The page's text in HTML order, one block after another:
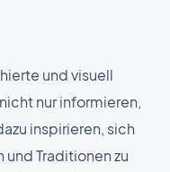
und visuell
nur informieren,
inspirieren, sich
und Traditionen zu